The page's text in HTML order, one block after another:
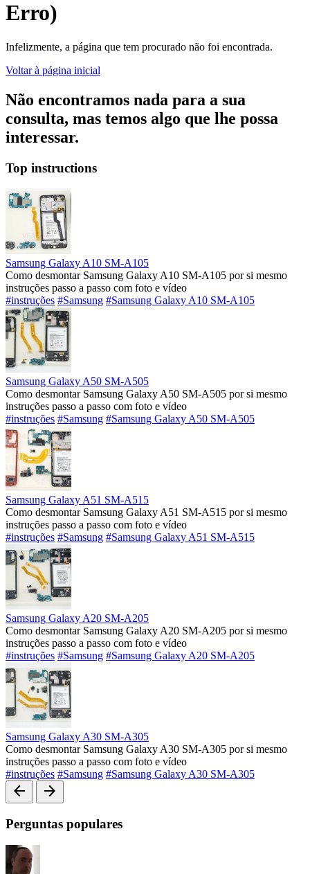
Erro)
Infelizmente, a página que tem procurado não foi encontrada.
Voltar à página inicial
Não encontramos nada para a sua
consulta, mas temos algo que lhe possa
interessar.
Top instructions
Samsung Galaxy A10 SM-A105
Como desmontar Samsung Galaxy A10 SM-A105 por si mesmo
instruções passo a passo com foto e vídeo
#instruções #Samsung #Samsung Galaxy A10 SM-A105
Samsung Galaxy A50 SM-A505
Como desmontar Samsung Galaxy A50 SM-A505 por si mesmo
instruções passo a passo com foto e vídeo
#instruções #Samsung #Samsung Galaxy A50 SM-A505
Samsung Galaxy A51 SM-A515
Como desmontar Samsung Galaxy A51 SM-A515 por si mesmo
instruções passo a passo com foto e vídeo
#instruções #Samsung #Samsung Galaxy A51 SM-A515
Samsung Galaxy A20 SM-A205
Como desmontar Samsung Galaxy A20 SM-A205 por si mesmo
instruções passo a passo com foto e vídeo
#instruções #Samsung #Samsung Galaxy A20 SM-A205
Samsung Galaxy A30 SM-A305
Como desmontar Samsung Galaxy A30 SM-A305 por si mesmo
instruções passo a passo com foto e vídeo
#instruções #Samsung #Samsung Galaxy A30 SM-A305
arrow_back arrow_forward
Perguntas populares